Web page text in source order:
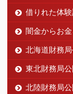
借りれた体
闇金からお
北海道財務
東北財務局
北陸財務局